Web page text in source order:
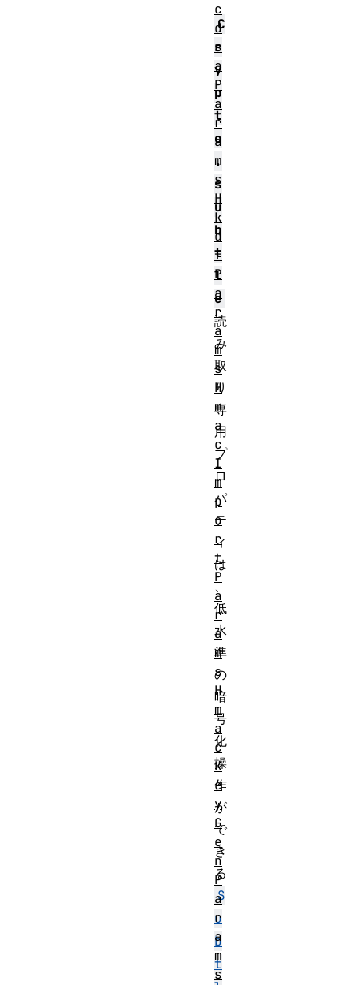
C
r
y
p
t
o
.
s
u
b
t
l
e
読
み
取
り
専
用
プ
ロ
パ
テ
ィ
は
、
低
水
準
の
暗
号
化
操
作
が
で
き
る
S
u
b
t
c
d
s
a
P
a
r
a
m
s
H
k
d
f
P
a
r
a
m
s
H
m
a
c
I
m
p
o
r
t
P
a
r
a
m
s
H
m
a
c
K
e
y
G
e
n
P
a
r
a
m
s